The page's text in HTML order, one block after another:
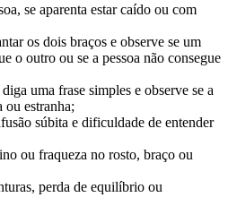
se aparenta estar caído ou com
os dois braços e observe se um
o outro ou se a pessoa não consegue
uma frase simples e observe se a
ou estranha;
súbita e dificuldade de entender
ou fraqueza no rosto, braço ou
perda de equilíbrio ou